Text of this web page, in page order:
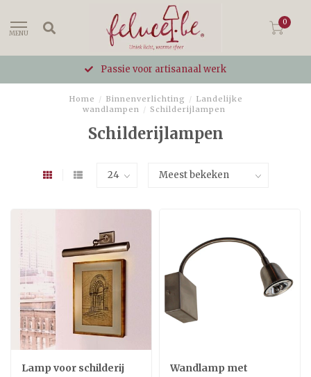
MENU
0
Passie voor artisanaal werk
Home / Binnenverlichting / Landelijke
wandlampen / Schilderijlampen
Schilderijlampen
Lamp voor schilderij
Wandlamp met